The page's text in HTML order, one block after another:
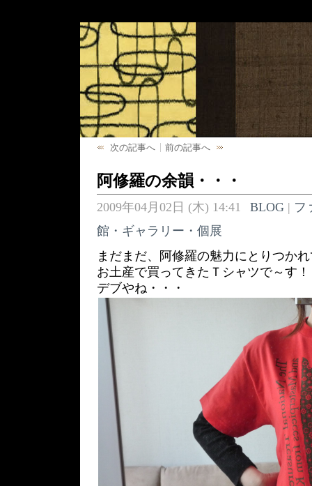
次の記事へ 前の記事へ
阿修羅の余韻・・・
2009年04月02日 (木) 14:41 BLOG| フ
館・ギャラリー・個展
まだまだ、阿修羅の魅力にとりつか
お土産で買ってきたＴシャツで～す！
デブやね・・・